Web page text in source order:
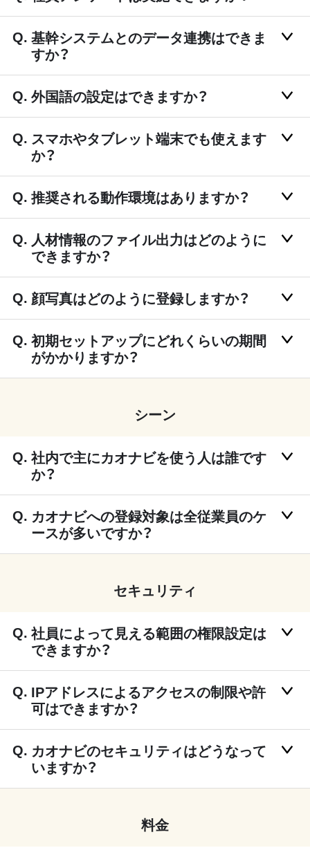
基幹システムとのデータ連携はできま
すか？
外国語の設定はできますか？
スマホやタブレット端末でも使えます
か？
推奨される動作環境はありますか？
人材情報のファイル出力はどのように
できますか？
顔写真はどのように登録しますか？
初期セットアップにどれくらいの期間
がかかりますか？
シーン
社内で主にカオナビを使う人は誰です
か？
カオナビへの登録対象は全従業員のケ
ースが多いですか？
セキュリティ
社員によって見える範囲の権限設定は
できますか？
IPアドレスによるアクセスの制限や許
可はできますか？
カオナビのセキュリティはどうなって
いますか？
料金